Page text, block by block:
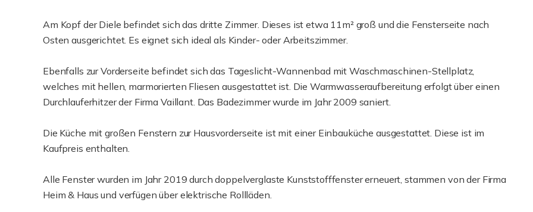
Am Kopf der Diele befindet sich das dritte Zimmer. Dieses ist etwa 11m² groß und die Fensterseite nach
Osten ausgerichtet. Es eignet sich ideal als Kinder- oder Arbeitszimmer.
Ebenfalls zur Vorderseite befindet sich das Tageslicht-Wannenbad mit Waschmaschinen-Stellplatz,
welches mit hellen, marmorierten Fliesen ausgestattet ist. Die Warmwasseraufbereitung erfolgt über einen
Durchlauferhitzer der Firma Vaillant. Das Badezimmer wurde im Jahr 2009 saniert.
Die Küche mit großen Fenstern zur Hausvorderseite ist mit einer Einbauküche ausgestattet. Diese ist im
Kaufpreis enthalten.
Alle Fenster wurden im Jahr 2019 durch doppelverglaste Kunststofffenster erneuert, stammen von der Firma
Heim & Haus und verfügen über elektrische Rollläden.